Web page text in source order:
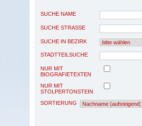
SUCHE NAME
SUCHE STRASSE
SUCHE IN BEZIRK
STADTTEILSUCHE
NUR MIT
BIOGRAFIETEXTEN
NUR MIT
STOLPERTONSTEIN
SORTIERUNG